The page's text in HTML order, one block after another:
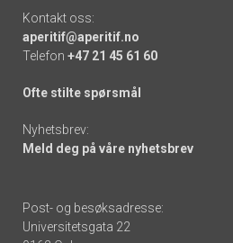
Kontakt oss:
aperitif@aperitif.no
Telefon +47 21 45 61 60
Ofte stilte spørsmål
Nyhetsbrev:
Meld deg på våre nyhetsbrev
Post- og besøksadresse:
Universitetsgata 22